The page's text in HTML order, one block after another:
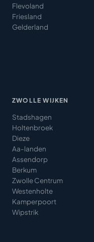
Flevoland
Friesland
Gelderland
ZWOLLE WIJKEN
Stadshagen
Holtenbroek
Dieze
Aa-landen
Assendorp
Berkum
Zwolle Centrum
Westenholte
Kamperpoort
Wipstrik